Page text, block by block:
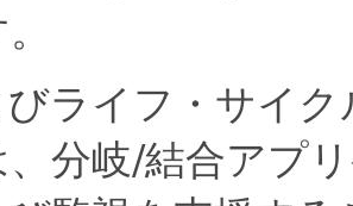
ライフ・サイ
分岐/結合アプ